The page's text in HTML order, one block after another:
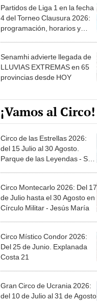
Partidos de Liga 1 en la fecha
4 del Torneo Clausura 2026:
programación, horarios y
Senamhi advierte llegada de
LLUVIAS EXTREMAS en 65
provincias desde HOY
¡Vamos al Circo!
Circo de las Estrellas 2026:
del 15 Julio al 30 Agosto.
Parque de las Leyendas - San
Circo Montecarlo 2026: Del 17
de Julio hasta el 30 Agosto en
Círculo Militar - Jesús María
Circo Místico Condor 2026:
Del 25 de Junio. Explanada
Costa 21
Gran Circo de Ucrania 2026:
del 10 de Julio al 31 de Agosto